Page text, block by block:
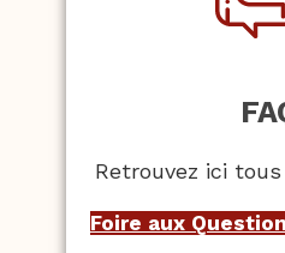
Retrouvez ici
Foire aux